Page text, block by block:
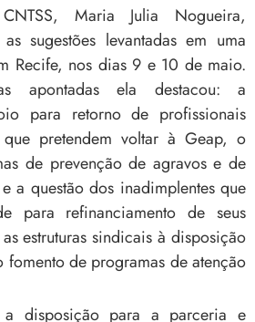
Maria Julia Nogueira,
sugestões levantadas em uma
Recife, nos dias 9 e 10 de maio.
apontadas ela destacou: a
para retorno de profissionais
pretendem voltar à Geap, o
de prevenção de agravos e de
a questão dos inadimplentes que
para refinanciamento de seus
estruturas sindicais à disposição
de programas de atenção
a disposição para a parceria e